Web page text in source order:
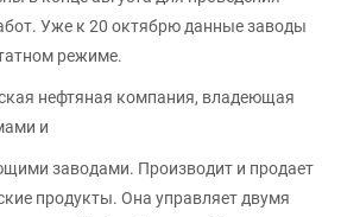
Уже к 20 октябрю данные заводы
режиме.
нефтяная компания, владеющая
и
заводами. Производит и продает
продукты. Она управляет двумя